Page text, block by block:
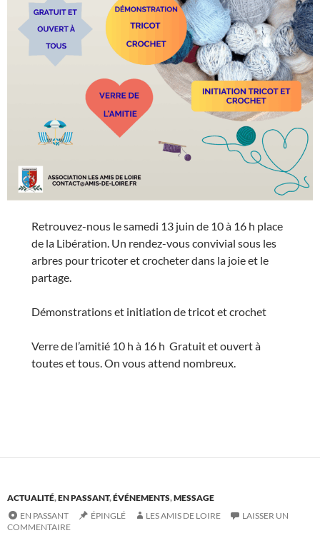
Retrouvez-nous le samedi 13 juin de 10 à 16 h place
de la Libération. Un rendez-vous convivial sous les
arbres pour tricoter et crocheter dans la joie et le
partage.
Démonstrations et initiation de tricot et crochet
Verre de l’amitié 10 h à 16 h Gratuit et ouvert à
toutes et tous. On vous attend nombreux.
ACTUALITÉ,EN PASSANT,ÉVÉNEMENTS,MESSAGE
EN PASSANT
ÉPINGLÉ LES AMIS DE LOIRE
LAISSER UN
COMMENTAIRE